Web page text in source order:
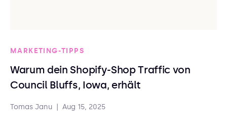
MARKETING-TIPPS
Warum dein Shopify-Shop Traffic von
Council Bluffs, Iowa, erhält
Tomas Janu Aug 15, 2025